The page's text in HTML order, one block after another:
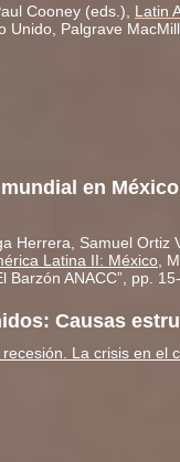
Cooney (eds.), Latin
Unido, Palgrave
en
Herrera, Samuel
Latina II: México ,
Barzón ANACC”, pp.
Causas
La crisis en el